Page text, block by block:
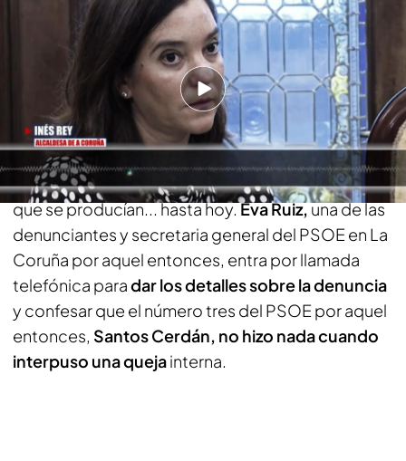
PUEDE INTERESARTE
Ana Vázquez defiende a Núñez Feijóo al salir a la
luz los mensajes que Mazón le envío en la DANA:
"Estamos pasando límites muy graves"
Sin embargo,se desconocía el contextoen el
que se producían... hasta hoy.Eva Ruiz,una de las
denunciantes y secretaria general del PSOE en La
Coruña por aquel entonces, entra por llamada
telefónica paradar los detalles sobre la denuncia
y confesar que el número tres del PSOE por aquel
entonces, Santos Cerdán, no hizo nada cuando
interpuso una quejainterna.